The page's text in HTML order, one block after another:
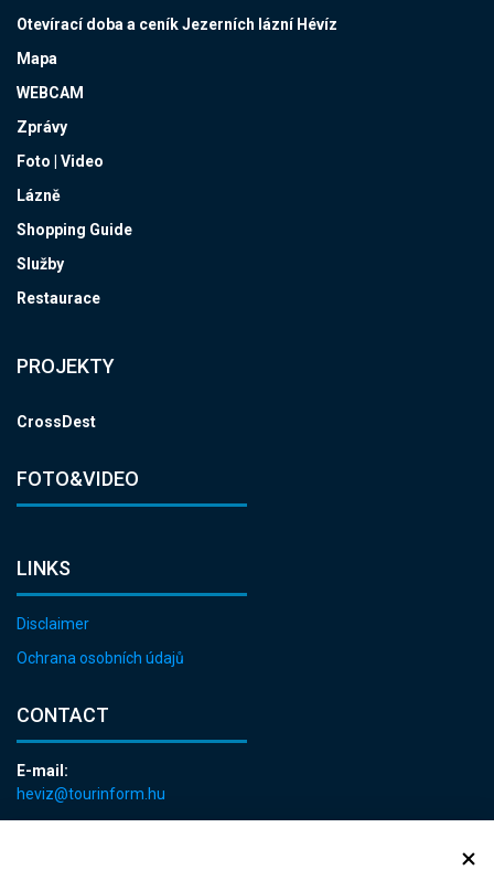
Otevírací doba a ceník Jezerních lázní Hévíz
Mapa
WEBCAM
Zprávy
Foto | Video
Lázně
Shopping Guide
Služby
Restaurace
PROJEKTY
CrossDest
FOTO&VIDEO
LINKS
Disclaimer
Ochrana osobních údajů
CONTACT
E-mail:
heviz@tourinform.hu